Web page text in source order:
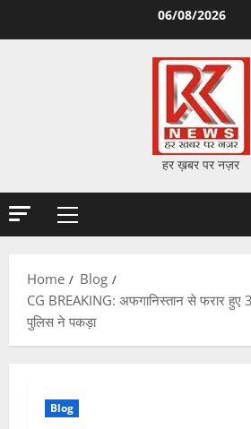
06/08/2026
हर ख़बर पर नज़र
Primary
Home
Blog
CG BREAKING: अफगानिस्तान से फरार हुए 3
पुलिस ने पकड़ा
Blog